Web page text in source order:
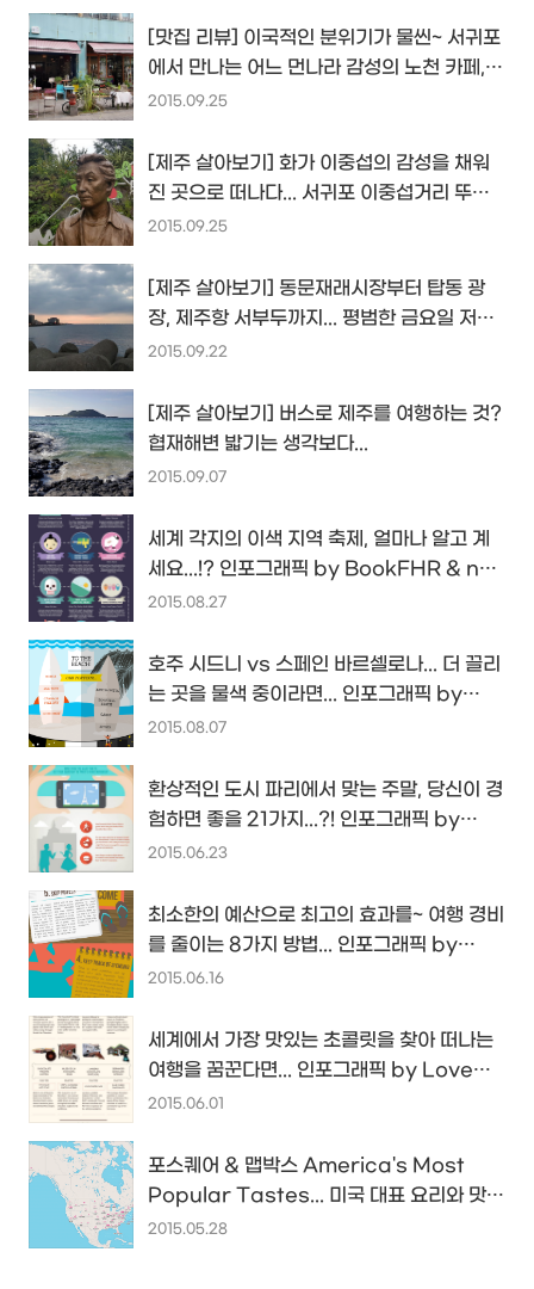
[맛집 리뷰] 이국적인 분위기가 물씬~ 서귀포
에서 만나는 어느 먼나라 감성의 노천 카페,
메이비...
2015.09.25
[제주 살아보기] 화가 이중섭의 감성을 채워
진 곳으로 떠나다... 서귀포 이중섭거리 뚜벅
이 여행...
2015.09.25
[제주 살아보기] 동문재래시장부터 탑동 광
장, 제주항 서부두까지... 평범한 금요일 저녁
을 걷다...
2015.09.22
[제주 살아보기] 버스로 제주를 여행하는 것?
협재해변 밟기는 생각보다...
2015.09.07
세계 각지의 이색 지역 축제, 얼마나 알고 계
세요...!? 인포그래픽 by BookFHR & no
pork pies...
2015.08.27
호주 시드니 vs 스페인 바르셀로나... 더 끌리
는 곳을 물색 중이라면... 인포그래픽 by
Way to Stay
2015.08.07
환상적인 도시 파리에서 맞는 주말, 당신이 경
험하면 좋을 21가지...?! 인포그래픽 by
Eurostar...
2015.06.23
최소한의 예산으로 최고의 효과를~ 여행 경비
를 줄이는 8가지 방법... 인포그래픽 by
Lifehack.org
2015.06.16
세계에서 가장 맛있는 초콜릿을 찾아 떠나는
여행을 꿈꾼다면... 인포그래픽 by Love
Home Swap
2015.06.01
포스퀘어 & 맵박스 America's Most
Popular Tastes... 미국 대표 요리와 맛집
리스트가 궁금해?!
2015.05.28